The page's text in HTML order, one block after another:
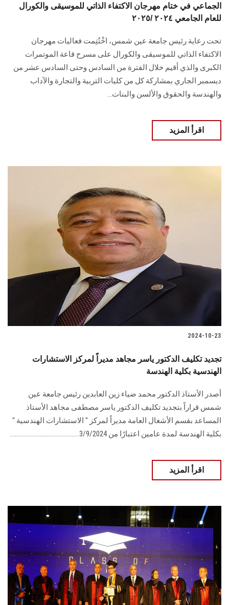
الجماعي في ختام مهرجان الاكتفاء الذاتي للموسيقى والكورال
للعام الجامعي ٢٠٢٤ /٢٠٢٥
تحت رعاية رئيس جامعة عين شمس، اخْتُتِمت فعاليات مهرجان
الاكتفاء الذاتي للموسيقى والكورال على مسرح قاعة الموتمرات
الكبرى والذي أقيم خلال الفترة من السادس وحتى السادس عشر من
ديسمبر الجاري بمشاركة كل من كليات التربية والتجارة والآداب
والهندسة والحقوق والألسن والبنات...
اقرأ المزيد
2024-10-23
تجديد تكليف الدكتور ياسر مجاهد مديراً لمركز الاستشارات
الهندسية بكلية الهندسة
أصدر الأستاذ الدكتور محمد ضياء زين العابدين رئيس جامعة عين
شمس قراراً بتجديد تكليف الدكتور ياسر مصطفى مجاهد الأستاذ
المساعد بقسم الأشغال العامة مديراً لمركز " الاستشارات الهندسية "
بكلية الهندسة لمدة عامين اعتبارًا من 3/9/2024.............................................
اقرأ المزيد